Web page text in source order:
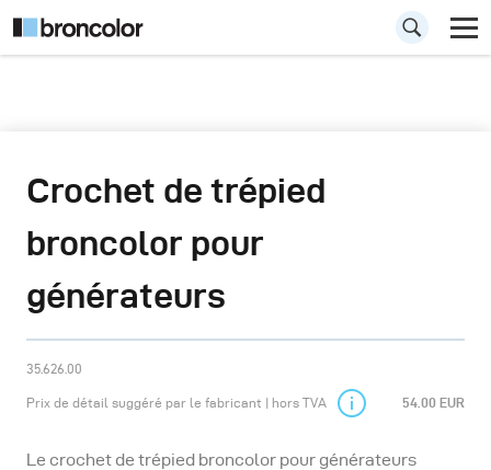
Crochet de trépied
broncolor pour
générateurs
35.626.00
Prix de détail suggéré par le fabricant | hors TVA 54.00 EUR
Le crochet de trépied broncolor pour générateurs